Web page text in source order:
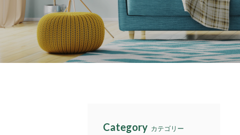
Category カテゴリー